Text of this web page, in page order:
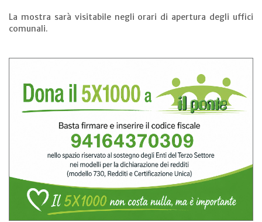
La mostra sarà visitabile negli orari di apertura degli uffici
comunali.